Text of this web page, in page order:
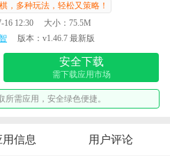
，多种玩法，轻松又策略！
16 12:30 大小： 75.5M
版本： v1.46.7 最新版
安全下载
需下载应用市场
所需应用，安全绿色便捷。
用信息 用户评论